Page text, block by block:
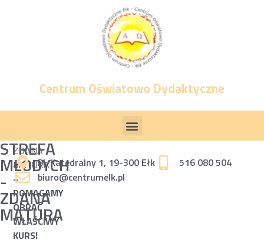
Centrum Oświatowo Dydaktyczne
STREFA
MŁODYCH
-
ZDANA
MATURA
ZDANA
MATURA
–
POMAGAMY
OBRAĆ
WŁAŚCIWY
KURS!
Pl. Katedralny 1, 19-300 Ełk
516 080 504
biuro@centrumelk.pl